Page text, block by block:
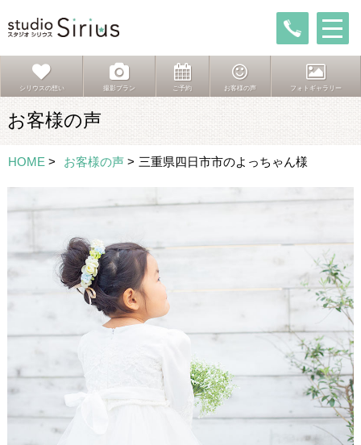
シリウスの想い 撮影プラン ご予約 お客様の声 フォトギャラリー
お客様の声
HOME > お客様の声 > 三重県四日市市のよっちゃん様